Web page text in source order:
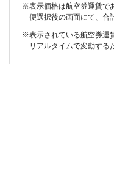
※表示価格は航空券運賃で
便選択後の画面にて、合
※表示されている航空券運
リアルタイムで変動する